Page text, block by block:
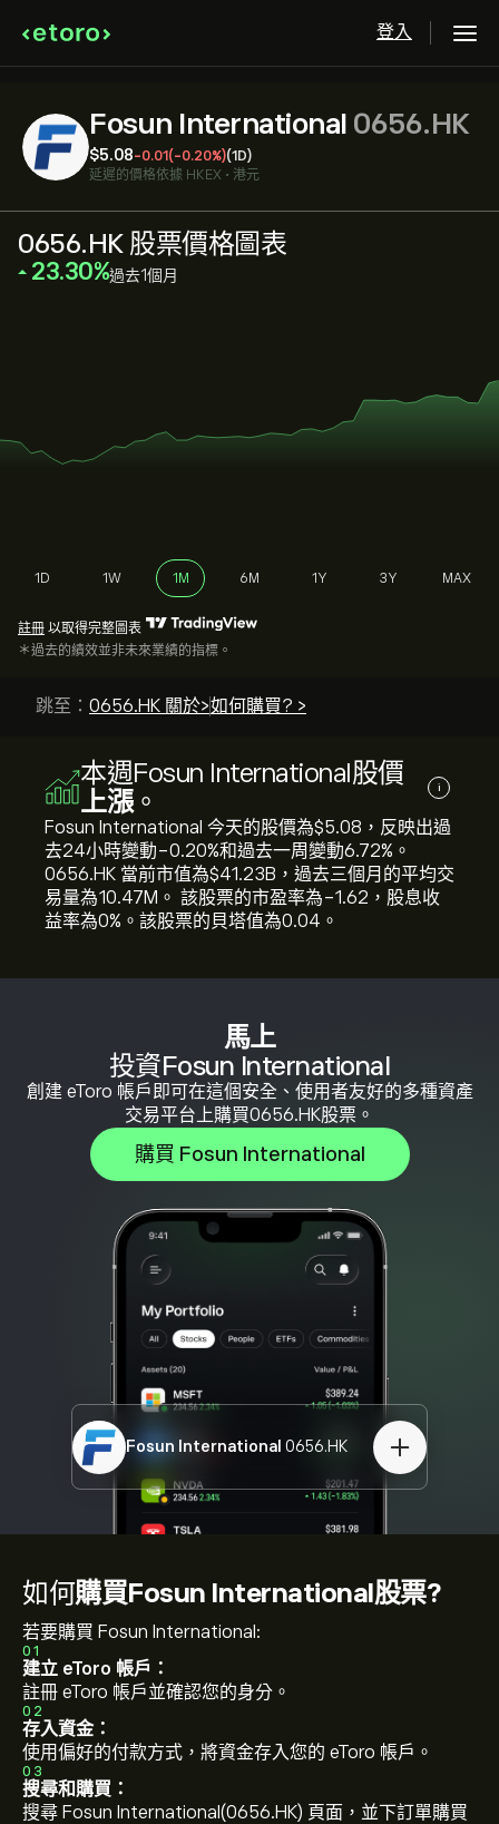
登入
Fosun International 0656.HK
‎$‎5.08-0.01 (-0.20%)(1D)
延遲的價格依據 HKEX • 港元
馬上
投資Fosun International
創建 eToro 帳戶即可在這個安全、使用者友好的多種資產
交易平台上購買0656.HK股票。
購買 Fosun International
Fosun International 0656.HK
0656.HK 股票價格圖表
‎23.30‎ 過去1個月
1D 1W 1M 6M 1Y 3Y MAX
註冊 以取得完整圖表
＊過去的績效並非未來業績的指標。
跳至： 0656.HK 關於>如何購買? >
本週Fosun International股價
上漲。 i
Fosun International 今天的股價為‎$‎5.08，反映出過
去24小時變動‎-0.20‎%和過去一周變動‎6.72‎%。
0656.HK 當前市值為‎$‎41.23B，過去三個月的平均交
易量為10.47M。 該股票的市盈率為-1.62，股息收
益率為0%。該股票的貝塔值為0.04。
如何購買Fosun International股票?
若要購買 Fosun International:
01
建立 eToro 帳戶：
註冊 eToro 帳戶並確認您的身分。
02
存入資金：
使用偏好的付款方式，將資金存入您的 eToro 帳戶。
03
搜尋和購買：
搜尋 Fosun International(0656.HK) 頁面，並下訂單購買